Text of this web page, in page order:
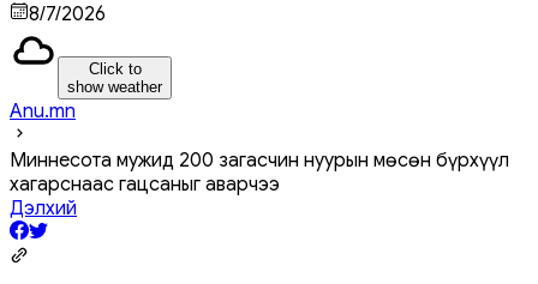
8/7/2026
Click to
show weather
Anu.mn
Миннесота мужид 200 загасчин нуурын мөсөн бүрхүүл
хагарснаас гацсаныг аварчээ
Дэлхий